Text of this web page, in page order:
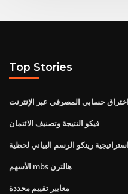
Top Stories
حسابي المصرفي عبر الإنترنت
فيكو النتيجة وتصنيف الائتمان
استراتيجية رينكو الرسم البياني لحظية
الأسهم mbs هالترن
معايير تقييم محددة